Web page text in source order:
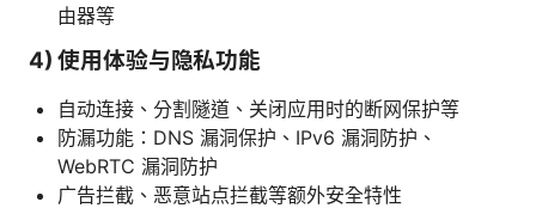
由器等
4) 使用体验与隐私功能
自动连接、分割隧道、关闭应用时的断网保护等
防漏功能：DNS 漏洞保护、IPv6 漏洞防护、
WebRTC 漏洞防护
广告拦截、恶意站点拦截等额外安全特性